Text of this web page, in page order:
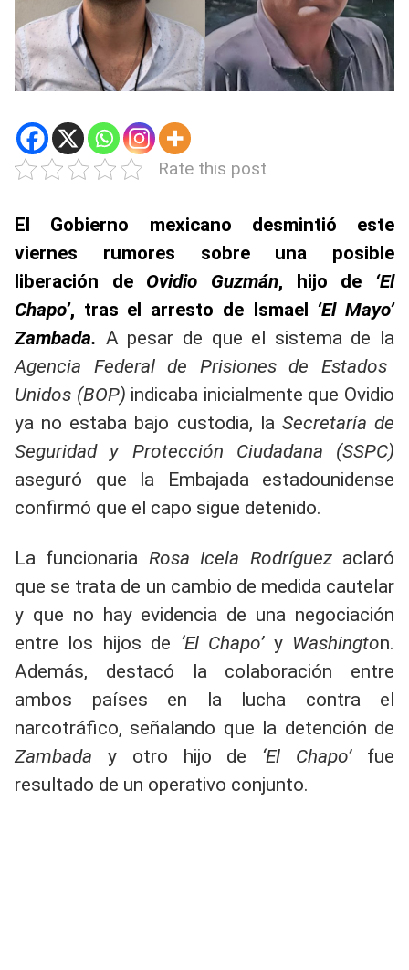
Rate this post
El Gobierno mexicano desmintió este
viernes rumores sobre una posible
liberación de Ovidio Guzmán, hijo de ‘El
Chapo’, tras el arresto de Ismael ‘El Mayo’
Zambada. A pesar de que el sistema de la
Agencia Federal de Prisiones de Estados
Unidos (BOP) indicaba inicialmente que Ovidio
ya no estaba bajo custodia, la Secretaría de
Seguridad y Protección Ciudadana (SSPC)
aseguró que la Embajada estadounidense
confirmó que el capo sigue detenido.
La funcionaria Rosa Icela Rodríguezaclaró
que se trata de un cambio de medida cautelar
y que no hay evidencia de una negociación
entre los hijos de ‘El Chapo’yWashington.
Además, destacó la colaboración entre
ambos países en la lucha contra el
narcotráfico, señalando que la detención de
Zambada y otro hijo de ‘El Chapo’fue
resultado de un operativo conjunto.